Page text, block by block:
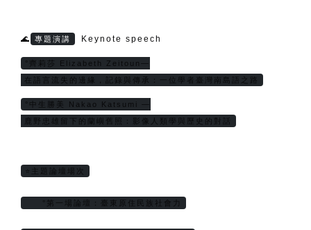
🌊 專題演講 Keynote speech
°齊莉莎 Elizabeth Zeitoun—
在語言流失的邊緣，記錄與傳承：一位學者臺灣南島語之路
°中生勝美 Nakao Katsumi —
鹿野忠雄留下的蘭嶼舊照：影像人類學與歷史的對話
⭐主題論壇場次
°第一場論壇：臺東原住民族社會力